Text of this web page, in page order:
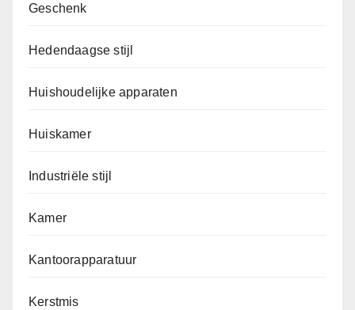
Geschenk
Hedendaagse stijl
Huishoudelijke apparaten
Huiskamer
Industriële stijl
Kamer
Kantoorapparatuur
Kerstmis